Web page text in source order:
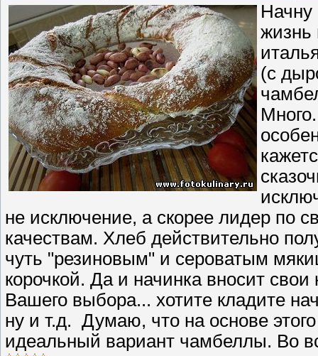
жизнь
(с
не исключение, а скорее лидер по
качествам. Хлеб действительно
чуть "резиновым" и сероватым
корочкой. Да и начинка вносит
Вашего выбора... хотите кладите
ну и т.д. Думаю, что на основе
идеальный вариант чамбеллы. Во